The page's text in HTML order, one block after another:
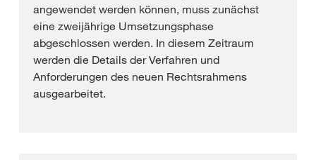
angewendet werden können, muss zunächst
eine zweijährige Umsetzungsphase
abgeschlossen werden. In diesem Zeitraum
werden die Details der Verfahren und
Anforderungen des neuen Rechtsrahmens
ausgearbeitet.